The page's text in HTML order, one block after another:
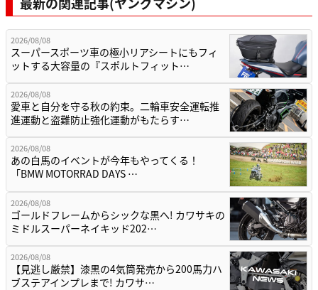
2026/08/08
スーパースポーツ車の極小リアシートにもフィ
ットする大容量の『スポルトフィット…
2026/08/08
愛車と自分を守る秋の約束。二輪車安全運転推
進運動と盗難防止強化運動がもたらす…
2026/08/08
あの白馬のイベントが今年もやってくる！
「BMW MOTORRAD DAYS …
2026/08/08
ゴールドフレームからシックな黒へ! カワサキの
ミドルスーパーネイキッド202…
2026/08/08
【見逃し厳禁】漆黒の4気筒発売から200馬力ハ
ブステアインプレまで! カワサ…